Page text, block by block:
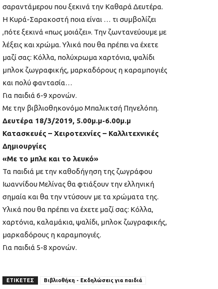
σαραντάμερου που ξεκινά την Καθαρά Δευτέρα.
Η Κυρά-Σαρακοστή ποια είναι … τι συμβολίζει
,πότε ξεκινά «πως μοιάζει». Την ζωντανεύουμε με
λέξεις και χρώμα. Υλικά που θα πρέπει να έχετε
μαζί σας: Κόλλα, πολύχρωμα χαρτόνια, ψαλίδι
μπλοκ ζωγραφικής, μαρκαδόρους η καραμπογιές
και πολύ φαντασία…
Για παιδιά 6-9 χρονών.
Με την βιβλιοθηκονόμο Μπαλικτσή Πηνελόπη.
Δευτέρα 18/3/2019, 5.00μ.μ-6.00μ.μ
Κατασκευές – Χειροτεχνίες – Καλλιτεχνικές
Δημιουργίες
«Με το μπλε και το λευκό»
Τα παιδιά με την καθοδήγηση της ζωγράφου
Ιωαννίδου Μελίνας θα φτιάξουν την ελληνική
σημαία και θα την ντύσουν με τα χρώματα της.
Υλικά που θα πρέπει να έχετε μαζί σας: Κόλλα,
χαρτόνια, καλαμάκια, ψαλίδι, μπλοκ ζωγραφικής,
μαρκαδόρους η καραμπογιές.
Για παιδιά 5-8 χρονών.
ΕΤΙΚΕΤΕΣ Βιβλιοθήκη - Εκδηλώσεις για παιδιά